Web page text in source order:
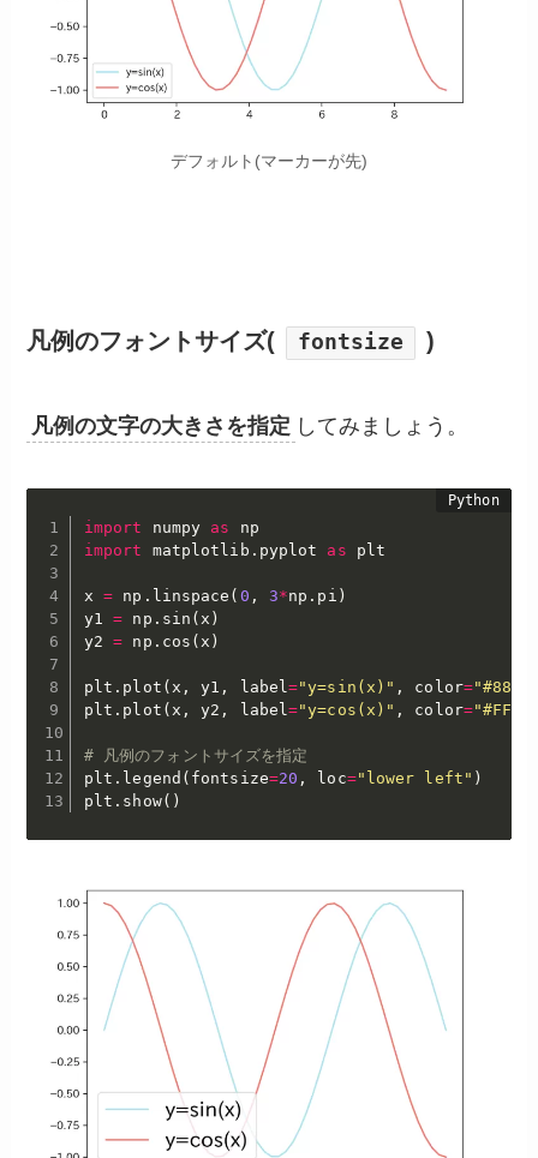
デフォルト(マーカーが先)
凡例のフォントサイズ( fontsize )
凡例の文字の大きさを指定 してみましょう。
import numpy as
import matplotlib . pyplot as plt
x = np . linspace ( 0 , 3*np . pi )
y1 = np . sin ( x )
y2 = np . cos ( x )
plt . plot ( x , y1 , label="y=sin(x)" , color=
plt . plot ( x , y2 , label="y=cos(x)" , color=
# 凡例のフォントサイズを指定
plt . legend ( fontsize=20 , loc="lower left" )
plt . show( )